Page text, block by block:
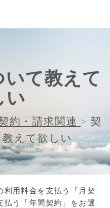
て教えて
い
約・請求関連 > 契
えて欲しい
利用料金を支払う「月契
う「年間契約」をお選